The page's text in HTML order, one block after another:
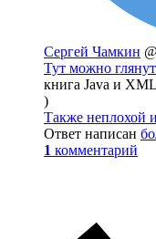
Сергей Чамкин
Тут можно
книга Java и
)
Также неплохой
Ответ написан
1 комментарий